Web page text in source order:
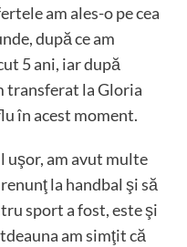
am ales-o pe cea
după ce am
5 ani, iar după
transferat la Gloria
în acest moment.
uşor, am avut multe
la handbal şi să
sport a fost, este şi
am simţit că